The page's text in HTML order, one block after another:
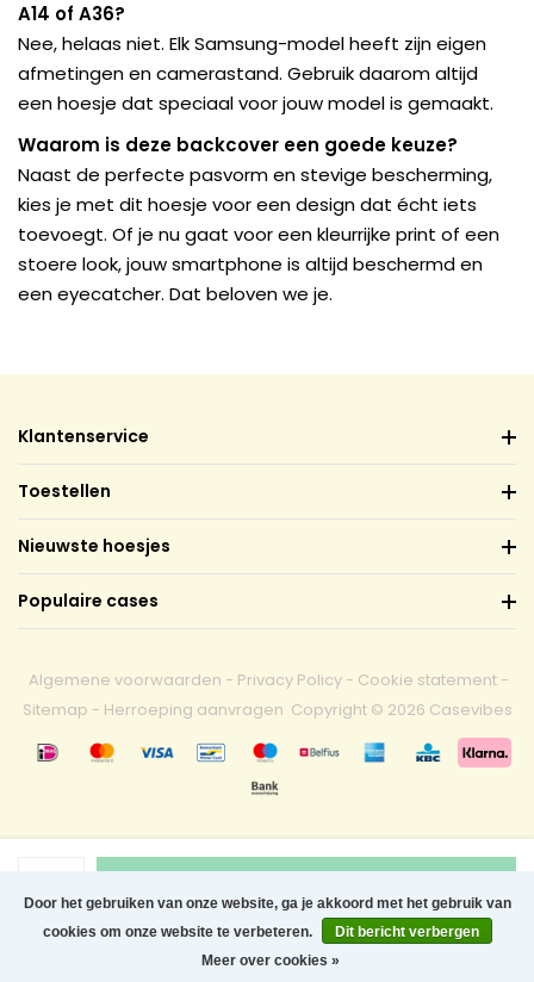
0
A14 of A36?
Nee, helaas niet. Elk Samsung-model heeft zijn eigen
afmetingen en camerastand. Gebruik daarom altijd
een hoesje dat speciaal voor jouw model is gemaakt.
Waarom is deze backcover een goede keuze?
Naast de perfecte pasvorm en stevige bescherming,
kies je met dit hoesje voor een design dat écht iets
toevoegt. Of je nu gaat voor een kleurrijke print of een
stoere look, jouw smartphone is altijd beschermd en
een eyecatcher. Dat beloven we je.
Klantenservice
Toestellen
Nieuwste hoesjes
Populaire cases
Algemene voorwaarden - Privacy Policy - Cookie statement -
Sitemap - Herroeping aanvragen Copyright © 2026 Casevibes
Door het gebruiken van onze website, ga je akkoord met het gebruik van
cookies om onze website te verbeteren.
Dit bericht verbergen
Meer over cookies »